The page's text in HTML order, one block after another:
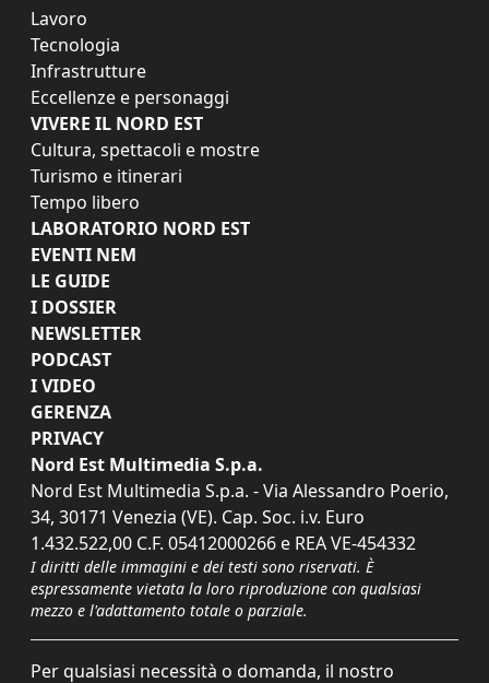
Lavoro
Tecnologia
Infrastrutture
Eccellenze e personaggi
VIVERE IL NORD EST
Cultura, spettacoli e mostre
Turismo e itinerari
Tempo libero
LABORATORIO NORD EST
EVENTI NEM
LE GUIDE
I DOSSIER
NEWSLETTER
PODCAST
I VIDEO
GERENZA
PRIVACY
Nord Est Multimedia S.p.a.
Nord Est Multimedia S.p.a. - Via Alessandro Poerio,
34, 30171 Venezia (VE). Cap. Soc. i.v. Euro
1.432.522,00 C.F. 05412000266 e REA VE-454332
I diritti delle immagini e dei testi sono riservati. È
espressamente vietata la loro riproduzione con qualsiasi
mezzo e l'adattamento totale o parziale.
Per qualsiasi necessità o domanda, il nostro